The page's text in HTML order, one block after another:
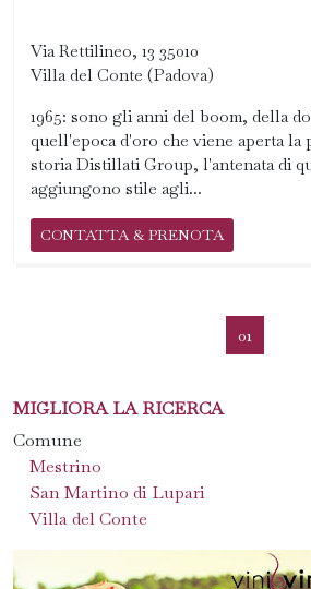
Via Rettilineo, 13 35010
Villa del Conte (Padova)
1965: sono gli anni del boom, della
quell'epoca d'oro che viene aperta la
storia Distillati Group, l'antenata di
aggiungono stile agli...
CONTATTA & PRENOTA
01
MIGLIORA LA RICERCA
Comune
Mestrino
San Martino di Lupari
Villa del Conte